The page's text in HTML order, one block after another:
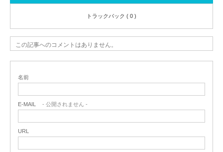
トラックバック ( 0 )
この記事へのコメントはありません。
名前
E-MAIL - 公開されません -
URL